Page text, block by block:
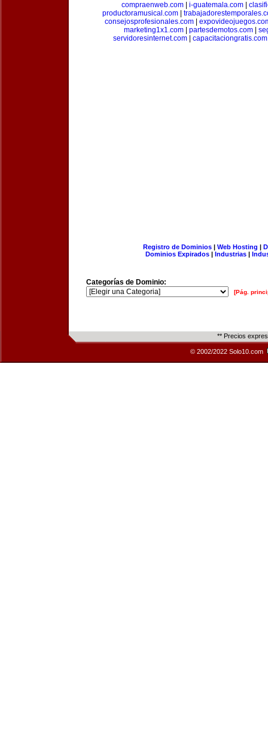
compraenweb.com| i-guatemala.com|
productoramusical.com
consejosprofesionales.com|
marketing1x1.com| partesdemotos.com|
servidoresinternet.com| capacitaciongratis.com
Registro de Dominios| Web Hosting |
Dominios Expirados | Industrias |
Categorías de Dominio:
[Pág.
** Precios
© 2002/2022 Solo10.com